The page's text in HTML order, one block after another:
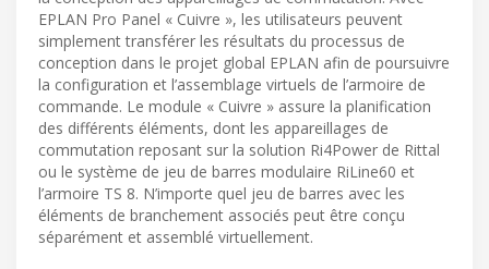
EPLAN Pro Panel « Cuivre », les utilisateurs peuvent
simplement transférer les résultats du processus de
conception dans le projet global EPLAN afin de poursuivre
la configuration et l’assemblage virtuels de l’armoire de
commande. Le module « Cuivre » assure la planification
des différents éléments, dont les appareillages de
commutation reposant sur la solution Ri4Power de Rittal
ou le système de jeu de barres modulaire RiLine60 et
l’armoire TS 8. N’importe quel jeu de barres avec les
éléments de branchement associés peut être conçu
séparément et assemblé virtuellement.